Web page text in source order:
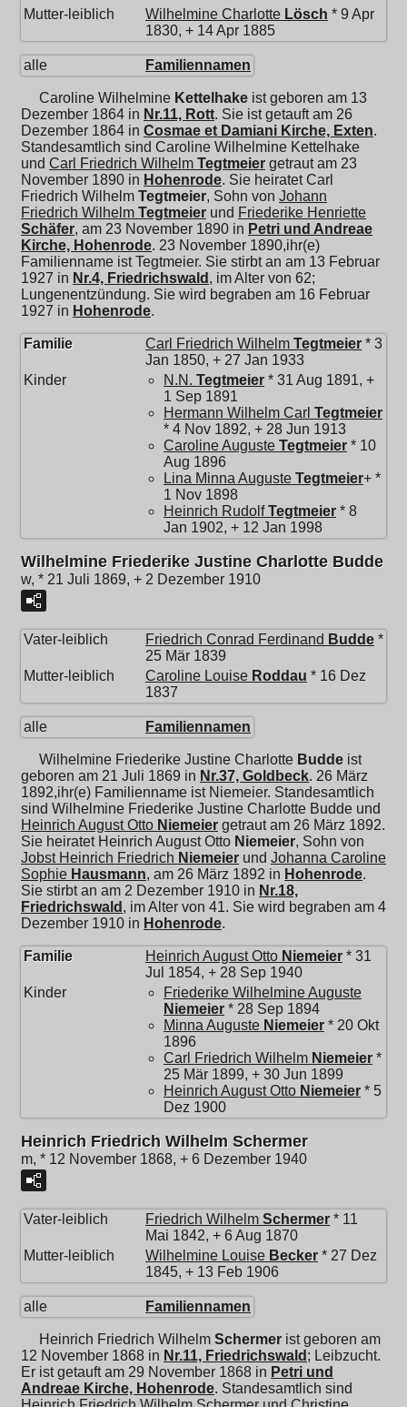
Mutter-leiblich
Wilhelmine Charlotte Lösch * 9 Apr
1830, + 14 Apr 1885
alle Familiennamen
Caroline Wilhelmine Kettelhake ist geboren am 13
Dezember 1864 in Nr.11, Rott. Sie ist getauft am 26
Dezember 1864 in Cosmae et Damiani Kirche, Exten.
Standesamtlich sind Caroline Wilhelmine Kettelhake
und Carl Friedrich Wilhelm Tegtmeier getraut am 23
November 1890 in Hohenrode. Sie heiratetCarl
Friedrich Wilhelm Tegtmeier, Sohn von Johann
Friedrich Wilhelm Tegtmeier und Friederike Henriette
Schäfer, am 23 November 1890 in Petri und Andreae
Kirche, Hohenrode. 23 November 1890,ihr(e)
Familienname ist Tegtmeier. Sie stirbt an am 13 Februar
1927 in Nr.4, Friedrichswald , im Alter von 62;
Lungenentzündung. Sie wird begraben am 16 Februar
1927 in Hohenrode.
Familie Carl Friedrich Wilhelm Tegtmeier * 3
Jan 1850, + 27 Jan 1933
Kinder
N.N. Tegtmeier * 31 Aug 1891, +
1 Sep 1891
Hermann Wilhelm Carl Tegtmeier
* 4 Nov 1892, + 28 Jun 1913
Caroline Auguste Tegtmeier * 10
Aug 1896
Lina Minna Auguste Tegtmeier+ *
1 Nov 1898
Heinrich Rudolf Tegtmeier * 8
Jan 1902, + 12 Jan 1998
Wilhelmine Friederike Justine Charlotte Budde
w, * 21 Juli 1869, + 2 Dezember 1910
Vater-leiblich Friedrich Conrad Ferdinand Budde *
25 Mär 1839
Mutter-leiblich
Caroline Louise Roddau * 16 Dez
1837
alle Familiennamen
Wilhelmine Friederike Justine Charlotte Budde ist
geboren am 21 Juli 1869 in Nr.37, Goldbeck. 26 März
1892,ihr(e) Familienname ist Niemeier. Standesamtlich
sind Wilhelmine Friederike Justine Charlotte Budde und
Heinrich August Otto Niemeier getraut am 26 März 1892.
Sie heiratet Heinrich August Otto Niemeier, Sohn von
Jobst Heinrich Friedrich Niemeier und Johanna Caroline
Sophie Hausmann, am 26 März 1892 in Hohenrode.
Sie stirbt an am 2 Dezember 1910 in Nr.18,
Friedrichswald , im Alter von 41. Sie wird begraben am 4
Dezember 1910 in Hohenrode.
Familie Heinrich August Otto Niemeier * 31
Jul 1854, + 28 Sep 1940
Kinder
Friederike Wilhelmine Auguste
Niemeier * 28 Sep 1894
Minna Auguste Niemeier * 20 Okt
1896
Carl Friedrich Wilhelm Niemeier *
25 Mär 1899, + 30 Jun 1899
Heinrich August Otto Niemeier * 5
Dez 1900
Heinrich Friedrich Wilhelm Schermer
m, * 12 November 1868, + 6 Dezember 1940
Vater-leiblich Friedrich Wilhelm Schermer * 11
Mai 1842, + 6 Aug 1870
Mutter-leiblich
Wilhelmine Louise Becker * 27 Dez
1845, + 13 Feb 1906
alle Familiennamen
Heinrich Friedrich Wilhelm Schermer ist geboren am
12 November 1868 in Nr.11, Friedrichswald ; Leibzucht.
Er ist getauft am 29 November 1868 in Petri und
Andreae Kirche, Hohenrode. Standesamtlich sind